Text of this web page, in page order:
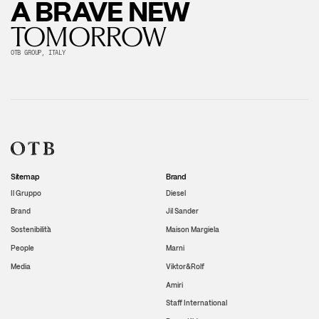
A BRAVE NEW
TOMORROW
OTB GROUP, ITALY
Sitemap
Il Gruppo
Brand
Sostenibilità
People
Media
Brand
Diesel
Jil Sander
Maison Margiela
Marni
Viktor&Rolf
Amiri
Staff International